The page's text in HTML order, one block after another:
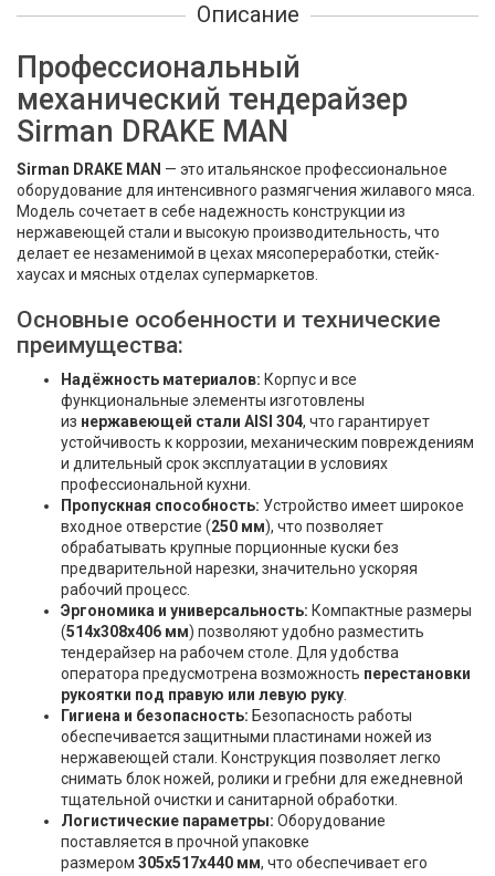
Описание
Профессиональный
механический тендерайзер
Sirman DRAKE MAN
Sirman DRAKE MAN — это итальянское профессиональное
оборудование для интенсивного размягчения жилавого мяса.
Модель сочетает в себе надежность конструкции из
нержавеющей стали и высокую производительность, что
делает ее незаменимой в цехах мясопереработки, стейк-
хаусах и мясных отделах супермаркетов.
Основные особенности и технические
преимущества:
Надёжность материалов: Корпус и все
функциональные элементы изготовлены
из нержавеющей стали AISI 304, что гарантирует
устойчивость к коррозии, механическим повреждениям
и длительный срок эксплуатации в условиях
профессиональной кухни.
Пропускная способность: Устройство имеет широкое
входное отверстие (250 мм), что позволяет
обрабатывать крупные порционные куски без
предварительной нарезки, значительно ускоряя
рабочий процесс.
Эргономика и универсальность: Компактные размеры
(514x308x406 мм) позволяют удобно разместить
тендерайзер на рабочем столе. Для удобства
оператора предусмотрена возможность перестановки
рукоятки под правую или левую руку
Гигиена и безопасность: Безопасность работы
обеспечивается защитными пластинами ножей из
нержавеющей стали. Конструкция позволяет легко
снимать блок ножей, ролики и гребни для ежедневной
тщательной очистки и санитарной обработки.
Логистические параметры: Оборудование
поставляется в прочной упаковке
размером 305x517x440 мм, что обеспечивает его